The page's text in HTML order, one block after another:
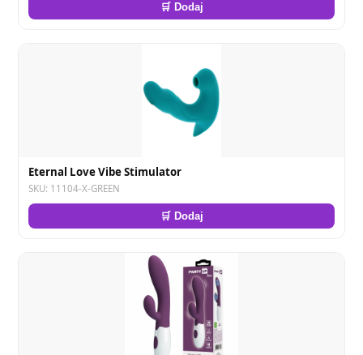
🛒 Dodaj
Eternal Love Vibe Stimulator
SKU: 11104-X-GREEN
🛒 Dodaj